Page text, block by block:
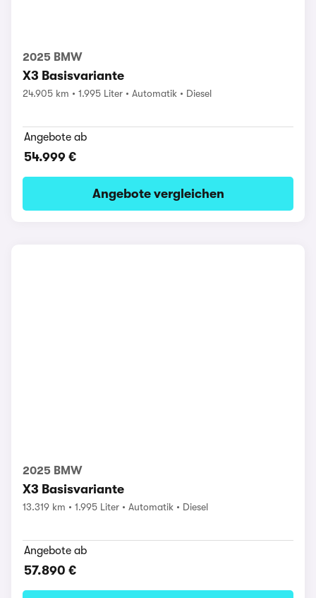
2025 BMW
X3 Basisvariante
24.905 km 1.995 Liter Automatik Diesel
Angebote ab
54.999 €
Angebote vergleichen
2025 BMW
X3 Basisvariante
13.319 km 1.995 Liter Automatik Diesel
Angebote ab
57.890 €